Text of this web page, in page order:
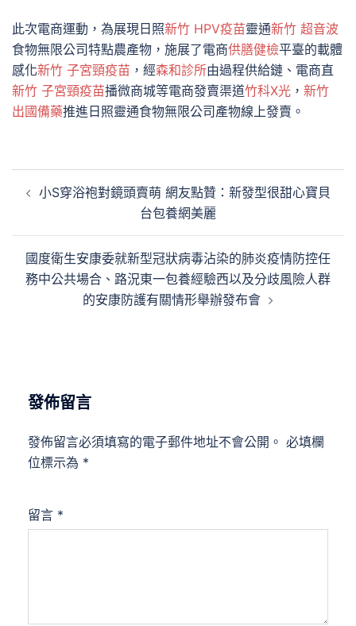
此次電商運動，為展現日照新竹 HPV疫苗靈通新竹 超音波
食物無限公司特點農產物，施展了電商供膳健檢平臺的載體
感化新竹 子宮頸疫苗 ，經森和診所由過程供給鏈、電商直
新竹 子宮頸疫苗播微商城等電商發賣渠道竹科X光 ， 新竹
出國備藥推進日照靈通食物無限公司產物線上發賣。
章 小S穿浴袍對鏡頭賣萌 網友點贊：新發型很甜心寶貝
台包養網美麗
國度衛生安康委就新型冠狀病毒沾染的肺炎疫情防控任
務中公共場合、路況東一包養經驗西以及分歧風險人群
的安康防護有關情形舉辦發布會
發佈留言
發佈留言必須填寫的電子郵件地址不會公開。 必填欄
位標示為 *
留言 *